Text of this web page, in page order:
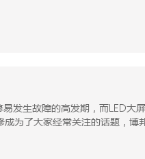
发生故障的高发期，而LED大
为了大家经常关注的话题，博